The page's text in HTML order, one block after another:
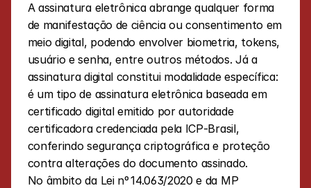
A assinatura eletrônica abrange qualquer forma
de manifestação de ciência ou consentimento em
meio digital, podendo envolver biometria, tokens,
usuário e senha, entre outros métodos. Já a
assinatura digital constitui modalidade específica:
é um tipo de assinatura eletrônica baseada em
certificado digital emitido por autoridade
certificadora credenciada pela ICP‑Brasil,
conferindo segurança criptográfica e proteção
contra alterações do documento assinado.
No âmbito da Lei nº 14.063/2020 e da MP